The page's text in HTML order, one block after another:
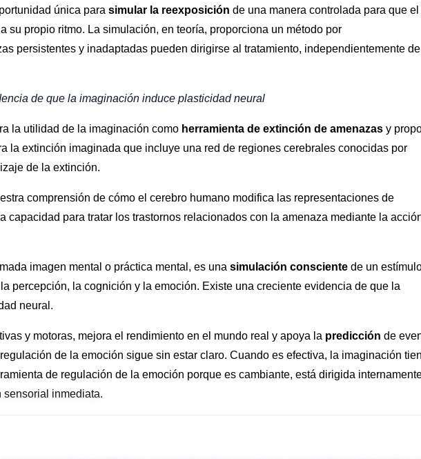
única para simular la reexposición de una manera controlada para que el
su propio ritmo. La simulación, en teoría, proporciona un método por
persistentes y inadaptadas pueden dirigirse al tratamiento, independientemente
de que la imaginación induce plasticidad neural
la utilidad de la imaginación como herramienta de extinción de amenazas y
la extinción imaginada que incluye una red de regiones cerebrales conocidas por
de la extinción.
comprensión de cómo el cerebro humano modifica las representaciones de
capacidad para tratar los trastornos relacionados con la amenaza mediante la
imagen mental o práctica mental, es una simulación consciente de un
percepción, la cognición y la emoción. Existe una creciente evidencia de que la
neural.
y motoras, mejora el rendimiento en el mundo real y apoya la predicción de
de la emoción sigue sin estar claro. Cuando es efectiva, la imaginación
de regulación de la emoción porque es cambiante, está dirigida
inmediata.